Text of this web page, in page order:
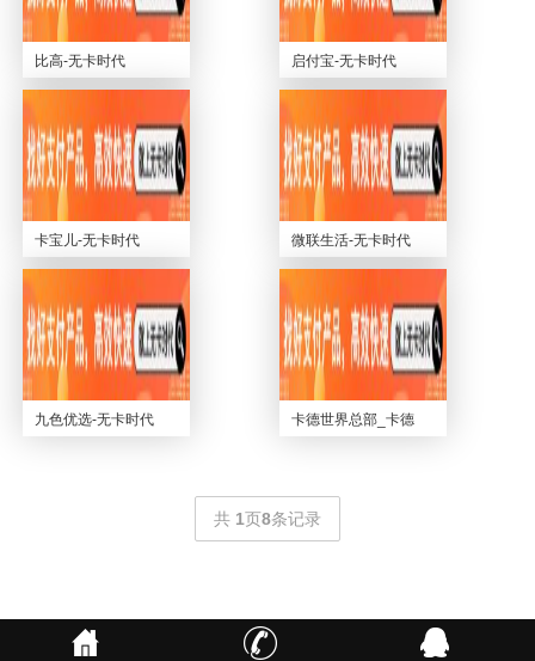
比高-无卡时代 启付宝-无卡时代
卡宝儿-无卡时代 微联生活-无卡时代
九色优选-无卡时代 卡德世界总部_卡德
下载
共 1页8条记录